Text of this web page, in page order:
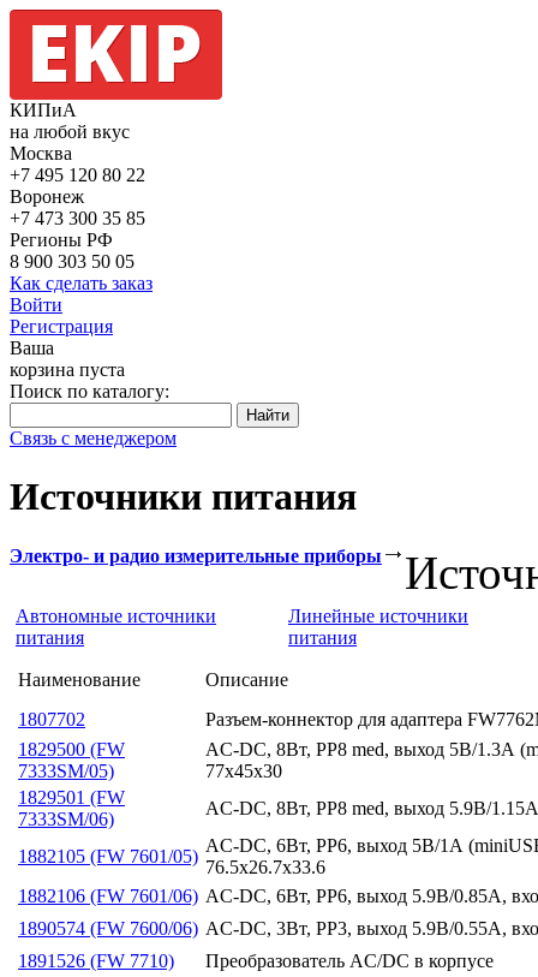
КИПиА
на любой вкус
Москва
+7 495 120 80 22
Воронеж
+7 473 300 35 85
Регионы РФ
8 900 303 50 05
Как сделать заказ
Войти
Регистрация
Ваша
корзина пуста
Поиск по каталогу:
Связь с менеджером
Источники питания
Электро- и радио измерительные приборы
Автономные источники
питания
Линейные источники
питания
Наименование
Описание
1807702
Разъем-коннектор для адаптера
1829500 (FW
7333SM/05)
AC-DC, 8Вт, PP8 med, выход 5В/1.3А
77х45х30
1829501 (FW
7333SM/06)
AC-DC, 8Вт, PP8 med, выход 5.9В/
1882105 (FW 7601/05)
AC-DC, 6Вт, PP6, выход 5В/1А
76.5х26.7х33.6
1882106 (FW 7601/06) AC-DC, 6Вт, PP6, выход 5.9В/0.85А,
1890574 (FW 7600/06) AC-DC, 3Вт, PP3, выход 5.9В/0.55А,
1891526 (FW 7710)
Преобразователь AC/DC в корпусе